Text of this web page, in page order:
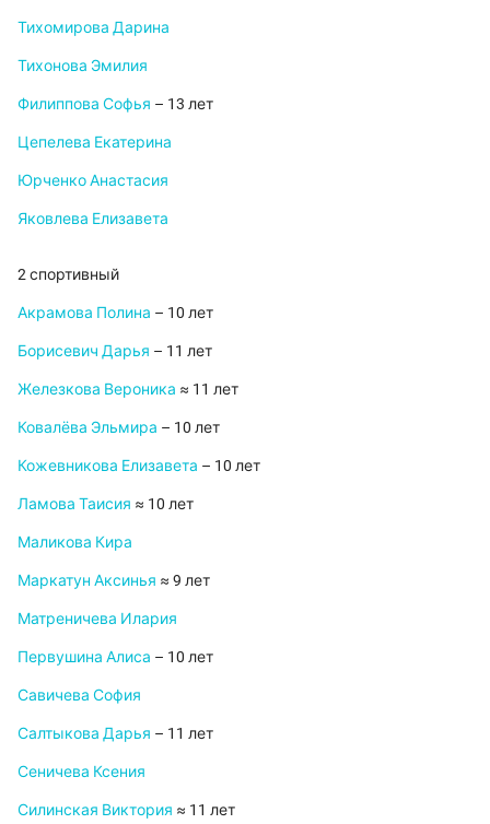
Тихомирова Дарина
Тихонова Эмилия
Филиппова Софья – 13 лет
Цепелева Екатерина
Юрченко Анастасия
Яковлева Елизавета
2 спортивный
Акрамова Полина – 10 лет
Борисевич Дарья – 11 лет
Железкова Вероника ≈ 11 лет
Ковалёва Эльмира – 10 лет
Кожевникова Елизавета – 10 лет
Ламова Таисия ≈ 10 лет
Маликова Кира
Маркатун Аксинья ≈ 9 лет
Матреничева Илария
Первушина Алиса – 10 лет
Савичева София
Салтыкова Дарья – 11 лет
Сеничева Ксения
Силинская Виктория ≈ 11 лет